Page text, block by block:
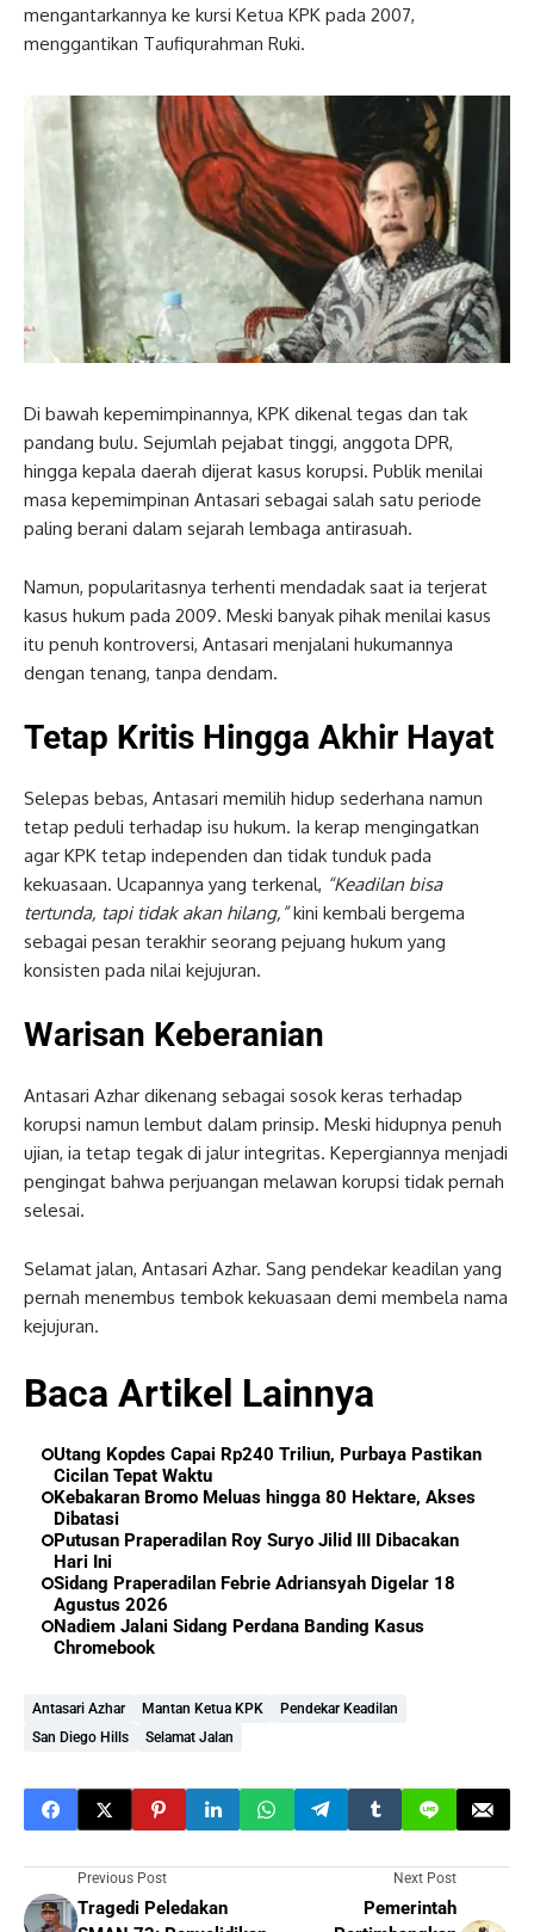
mengantarkannya ke kursi Ketua KPK pada 2007,
menggantikan Taufiqurahman Ruki.
Di bawah kepemimpinannya, KPK dikenal tegas dan tak
pandang bulu. Sejumlah pejabat tinggi, anggota DPR,
hingga kepala daerah dijerat kasus korupsi. Publik menilai
masa kepemimpinan Antasari sebagai salah satu periode
paling berani dalam sejarah lembaga antirasuah.
Namun, popularitasnya terhenti mendadak saat ia terjerat
kasus hukum pada 2009. Meski banyak pihak menilai kasus
itu penuh kontroversi, Antasari menjalani hukumannya
dengan tenang, tanpa dendam.
Tetap Kritis Hingga Akhir Hayat
Selepas bebas, Antasari memilih hidup sederhana namun
tetap peduli terhadap isu hukum. Ia kerap mengingatkan
agar KPK tetap independen dan tidak tunduk pada
kekuasaan. Ucapannya yang terkenal, “Keadilan bisa
tertunda, tapi tidak akan hilang,”kini kembali bergema
sebagai pesan terakhir seorang pejuang hukum yang
konsisten pada nilai kejujuran.
Warisan Keberanian
Antasari Azhar dikenang sebagai sosok keras terhadap
korupsi namun lembut dalam prinsip. Meski hidupnya penuh
ujian, ia tetap tegak di jalur integritas. Kepergiannya menjadi
pengingat bahwa perjuangan melawan korupsi tidak pernah
selesai.
Selamat jalan, Antasari Azhar. Sang pendekar keadilan yang
pernah menembus tembok kekuasaan demi membela nama
kejujuran.
Baca Artikel Lainnya
Utang Kopdes Capai Rp240 Triliun, Purbaya Pastikan
Cicilan Tepat Waktu
Kebakaran Bromo Meluas hingga 80 Hektare, Akses
Dibatasi
Putusan Praperadilan Roy Suryo Jilid III Dibacakan
Hari Ini
Sidang Praperadilan Febrie Adriansyah Digelar 18
Agustus 2026
Nadiem Jalani Sidang Perdana Banding Kasus
Chromebook
Antasari Azhar Mantan Ketua KPK
Pendekar Keadilan
San Diego Hills
Selamat Jalan
Previous Post
Tragedi Peledakan
Next Post
Pemerintah